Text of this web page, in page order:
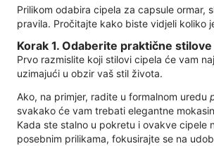
Prilikom odabira cipela za capsule ormar,
pravila. Pročitajte kako biste vidjeli koliko
Korak 1. Odaberite praktične stilove
Prvo razmislite koji stilovi cipela će vam
uzimajući u obzir vaš stil života.
Ako, na primjer, radite u formalnom uredu
svakako će vam trebati elegantne
Kada ste stalno u pokretu i ovakve cipele
posebnim prilikama, fokusirajte se na